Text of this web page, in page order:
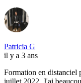
Patricia G
il y a 3 ans
Formation en